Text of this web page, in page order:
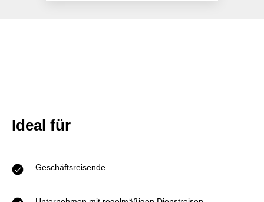
Ideal für
Geschäftsreisende